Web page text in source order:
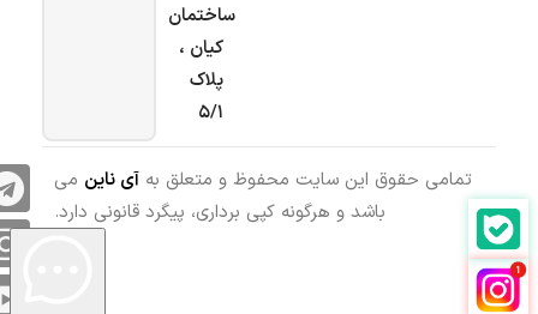
ساختمان
کیان ،
پلاک
۵/۱
تمامی حقوق این سایت محفوظ و متعلق به آی ناین می
باشد و هرگونه کپی برداری، پیگرد قانونی دارد.